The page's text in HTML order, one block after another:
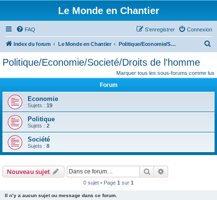
Le Monde en Chantier
FAQ Connexion
S’enregistrer
Index du forum Le Monde en Chantier Politique/Economie/Societé/Droits de l'homme
h
c
Politique/Economie/Societé/Droits de l'homme
Marquer tous les sous-forums comme lus
Forum
Economie
Sujets : 19
Politique
Sujets : 2
Société
Sujets : 8
Nouveau sujet Rechercher
0 sujet • Page 1 sur 1
Il n’y a aucun sujet ou message dans ce forum.